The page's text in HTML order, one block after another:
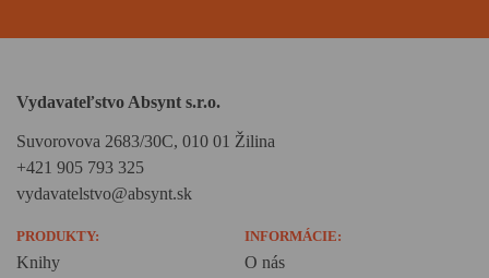
Vydavateľstvo Absynt s.r.o.
Suvorovova 2683/30C, 010 01 Žilina
+421 905 793 325
vydavatelstvo@absynt.sk
PRODUKTY:
Knihy
INFORMÁCIE:
O nás